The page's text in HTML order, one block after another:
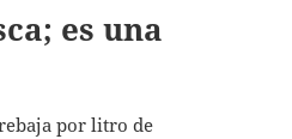
es una
por litro de